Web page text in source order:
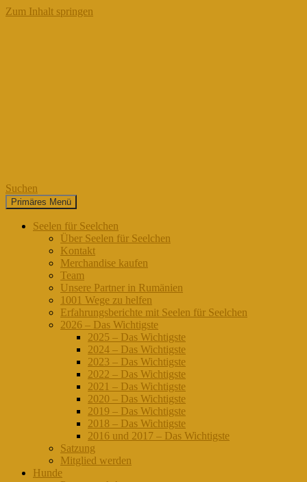
Zum Inhalt springen
Seelen für Seelchen
Suchen
Primäres Menü
Seelen für Seelchen
Über Seelen für Seelchen
Kontakt
Merchandise kaufen
Team
Unsere Partner in Rumänien
1001 Wege zu helfen
Erfahrungsberichte mit Seelen für Seelchen
2026 – Das Wichtigste
2025 – Das Wichtigste
2024 – Das Wichtigste
2023 – Das Wichtigste
2022 – Das Wichtigste
2021 – Das Wichtigste
2020 – Das Wichtigste
2019 – Das Wichtigste
2018 – Das Wichtigste
2016 und 2017 – Das Wichtigste
Satzung
Mitglied werden
Hunde